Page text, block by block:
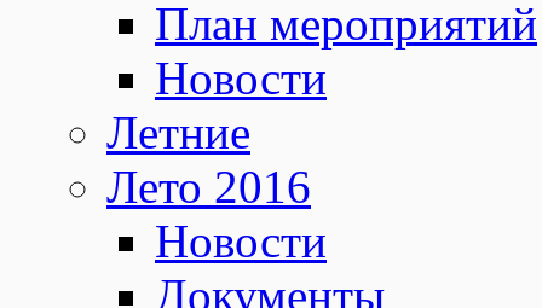
План мероприятий
Новости
Летние
Лето 2016
Новости
Документы